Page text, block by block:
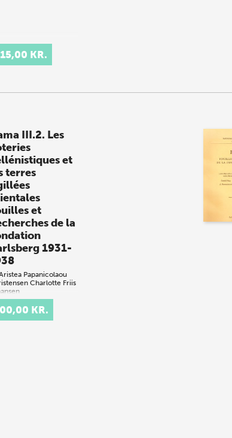
KR.
III.2. Les
et
terres
et
de la
1931-
Papanicolaou
Charlotte Friis
KR.